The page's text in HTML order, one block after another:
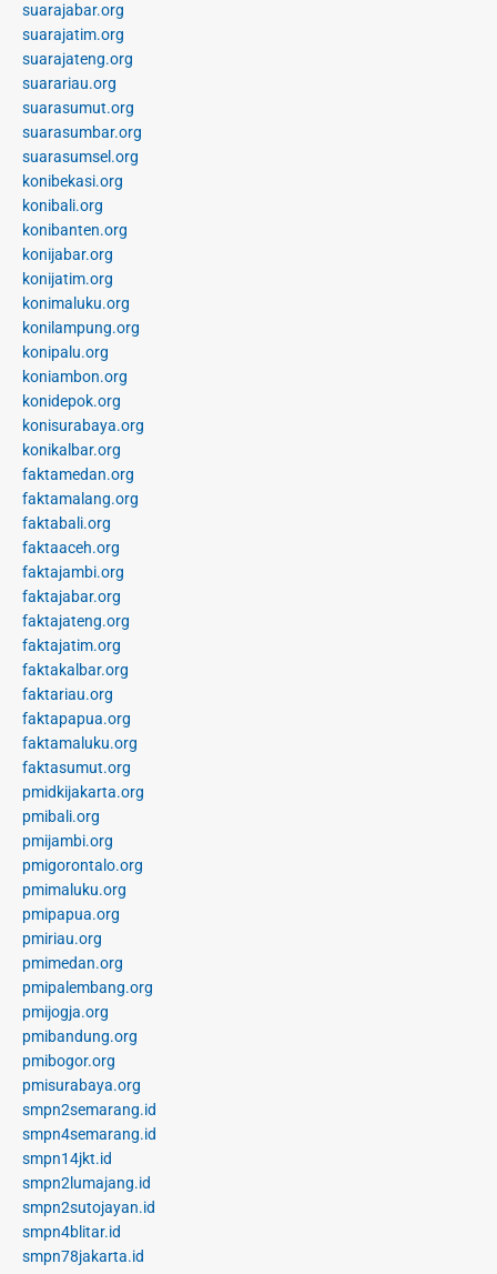
suarajabar.org
suarajatim.org
suarajateng.org
suarariau.org
suarasumut.org
suarasumbar.org
suarasumsel.org
konibekasi.org
konibali.org
konibanten.org
konijabar.org
konijatim.org
konimaluku.org
konilampung.org
konipalu.org
koniambon.org
konidepok.org
konisurabaya.org
konikalbar.org
faktamedan.org
faktamalang.org
faktabali.org
faktaaceh.org
faktajambi.org
faktajabar.org
faktajateng.org
faktajatim.org
faktakalbar.org
faktariau.org
faktapapua.org
faktamaluku.org
faktasumut.org
pmidkijakarta.org
pmibali.org
pmijambi.org
pmigorontalo.org
pmimaluku.org
pmipapua.org
pmiriau.org
pmimedan.org
pmipalembang.org
pmijogja.org
pmibandung.org
pmibogor.org
pmisurabaya.org
smpn2semarang.id
smpn4semarang.id
smpn14jkt.id
smpn2lumajang.id
smpn2sutojayan.id
smpn4blitar.id
smpn78jakarta.id